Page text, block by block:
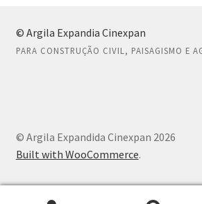
© Argila Expandia Cinexpan
PARA CONSTRUÇÃO CIVIL, PAISAGISMO E
© Argila Expandida Cinexpan 2026
Built with WooCommerce.